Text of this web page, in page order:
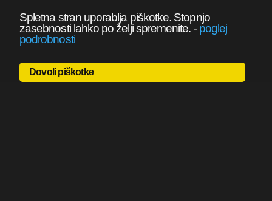
Spletna stran uporablja piškotke. Stopnjo
zasebnosti lahko po želji spremenite. -poglej
podrobnosti
Dovoli piškotke